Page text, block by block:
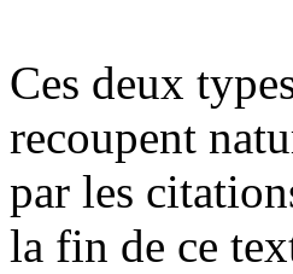
Ces deux
recoupent
par les
la fin de ce